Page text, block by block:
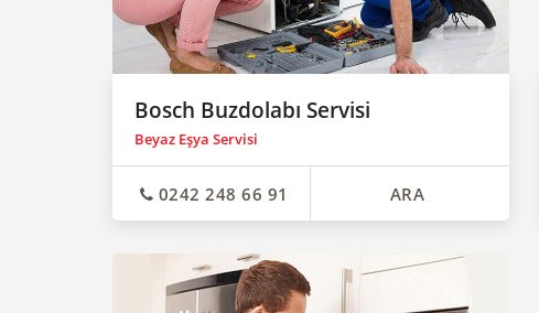
Bosch Buzdolabı Servisi
Beyaz Eşya Servisi
0242 248 66 91 ARA